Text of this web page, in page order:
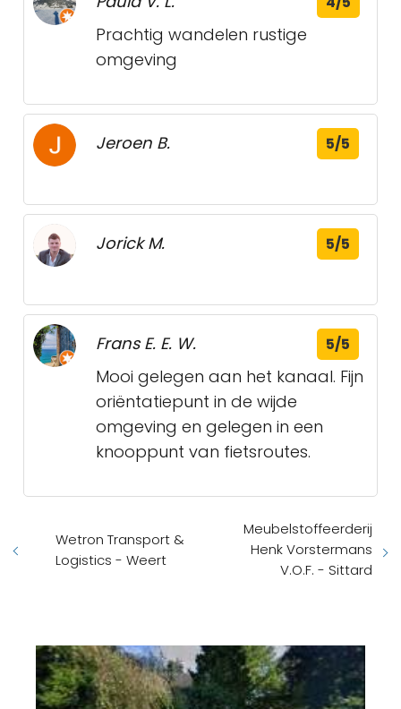
Prachtig wandelen rustige
omgeving
Jeroen B. 5/5
Jorick M. 5/5
Frans E. E. W. 5/5
Mooi gelegen aan het kanaal. Fijn
oriëntatiepunt in de wijde
omgeving en gelegen in een
knooppunt van fietsroutes.
Wetron Transport &
Logistics - Weert
Meubelstoffeerderij
Henk Vorstermans
V.O.F. - Sittard